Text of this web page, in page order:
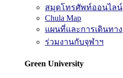
สมุดโทรศัพท์ออนไลน์
Chula Map
แผนที่และการเดินทาง
ร่วมงานกับจุฬาฯ
Green University